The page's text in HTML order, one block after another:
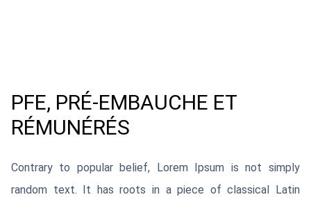
PFE, PRÉ-EMBAUCHE ET
RÉMUNÉRÉS
Contrary to popular belief, Lorem Ipsum is not simply
random text. It has roots in a piece of classical Latin